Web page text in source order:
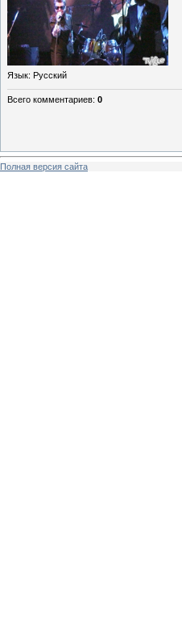
Язык: Русский
Всего комментариев: 0
Полная версия сайта